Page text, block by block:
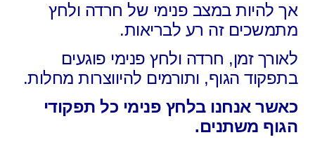
אך להיות במצב פנימי של חרדה ולחץ
מתמשכיםזה רע לבריאות.
לאורך זמן, חרדה ולחץ פנימי פוגעים
בתפקוד הגוף, ותורמים להיווצרות מחלות.
כאשר אנחנו בלחץ פנימי כל תפקודי
הגוף משתנים.